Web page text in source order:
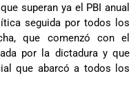
superan ya el PBI anual
seguida por todos los
que comenzó con el
por la dictadura y que
que abarcó a todos los